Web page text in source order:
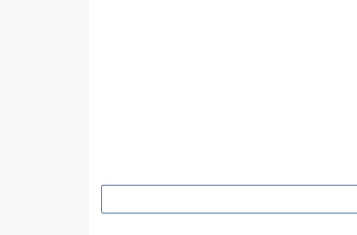
Тульская обл. 999 876